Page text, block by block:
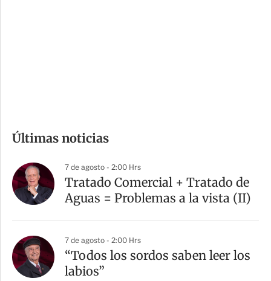
p
a
r
t
Últimas noticias
7 de agosto - 2:00 Hrs
Tratado Comercial + Tratado de
Aguas = Problemas a la vista (II)
7 de agosto - 2:00 Hrs
“Todos los sordos saben leer los
labios”